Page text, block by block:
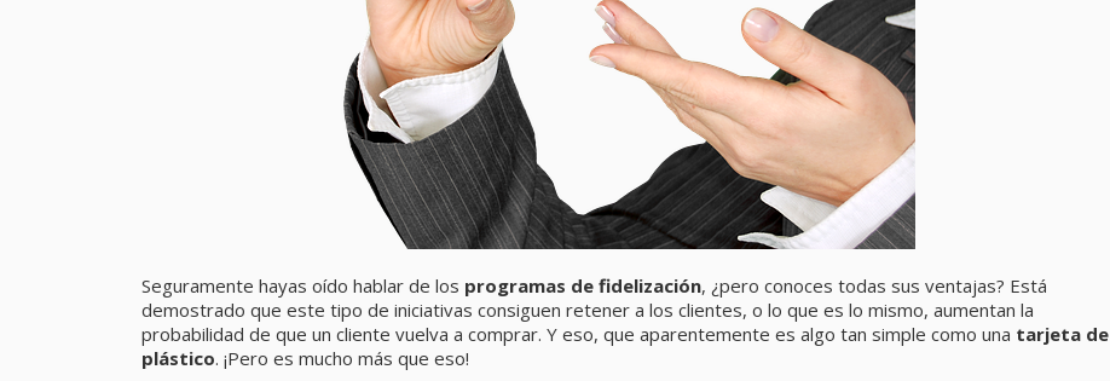
Seguramente hayas oído hablar de los programas de fidelización, ¿pero conoces todas sus ventajas? Está
demostrado que este tipo de iniciativas consiguen retener a los clientes, o lo que es lo mismo, aumentan la
probabilidad de que un cliente vuelva a comprar. Y eso, que aparentemente es algo tan simple como una tarjeta de
plástico. ¡Pero es mucho más que eso!